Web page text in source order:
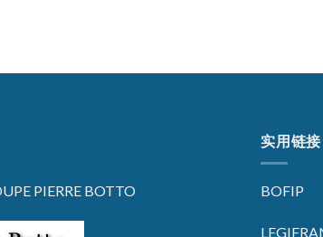
PIERRE BOTTO
实用链接
BOFIP